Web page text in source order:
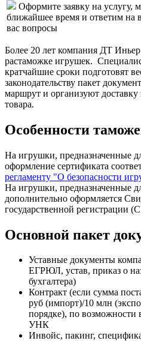
Оформите заявку на услугу,
ближайшее время и ответим на
вас вопросы
Более 20 лет компания ДТ
растаможке игрушек.
кратчайшие сроки подготовят
законодательству пакет
маршрут и организуют
товара.
Особенности
На игрушки, предназначенные
оформление сертификата
регламенту "О безопасности
На игрушки, предназначенные
дополнительно оформляется
государственной регистрации
Основной пакет
Уставные документы
ЕГРЮЛ, устав, приказ о
бухгалтера)
Контракт (если сумма
руб (импорт)/10 млн
порядке), по возможности
УНК
Инвойс, пакинг,